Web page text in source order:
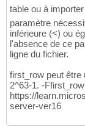
table ou à
paramètre
inférieure (<) ou
l'absence de ce
ligne du fichier.
first_row peut être
2^63-1. -
https://
server-ver16